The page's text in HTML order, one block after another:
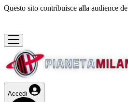
Questo sito contribuisce alla audience de
Accedi